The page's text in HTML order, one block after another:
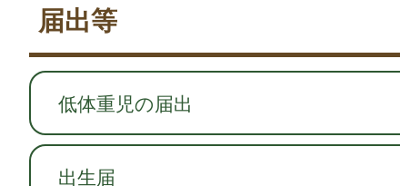
届出等
低体重児の届出
出生届